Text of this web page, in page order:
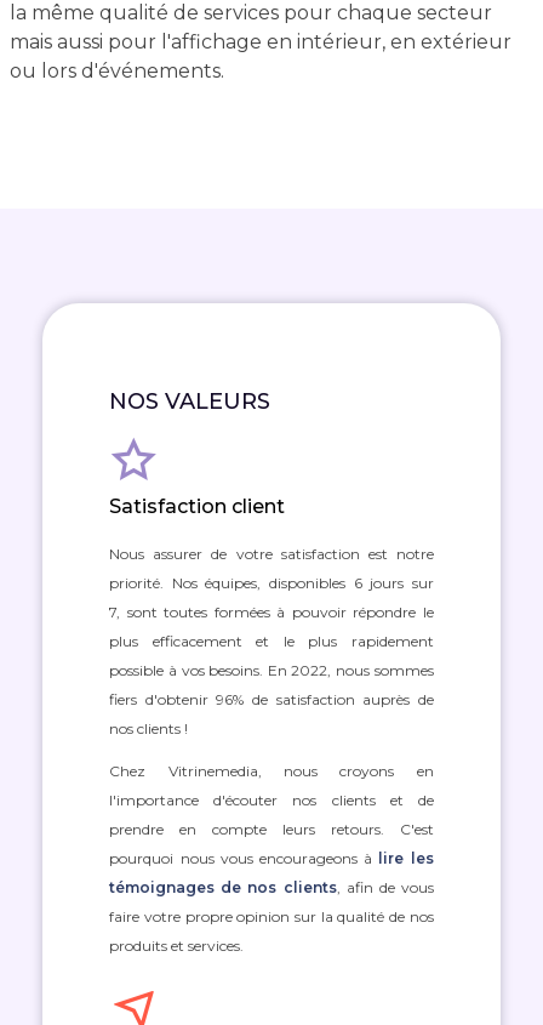
la même qualité de services pour chaque secteur
mais aussi pour l'affichage en intérieur, en extérieur
ou lors d'événements.
NOS VALEURS
Satisfaction client
Nous assurer de votre satisfaction est notre
priorité. Nos équipes, disponibles 6 jours sur
7, sont toutes formées à pouvoir répondre le
plus efficacement et le plus rapidement
possible à vos besoins. En 2022, nous sommes
fiers d'obtenir 96% de satisfaction auprès de
nos clients !
Chez Vitrinemedia, nous croyons en
l'importance d'écouter nos clients et de
prendre en compte leurs retours. C'est
pourquoi nous vous encourageons à
lire les
témoignages de nos clients, afin de vous
faire votre propre opinion sur la qualité de nos
produits et services.